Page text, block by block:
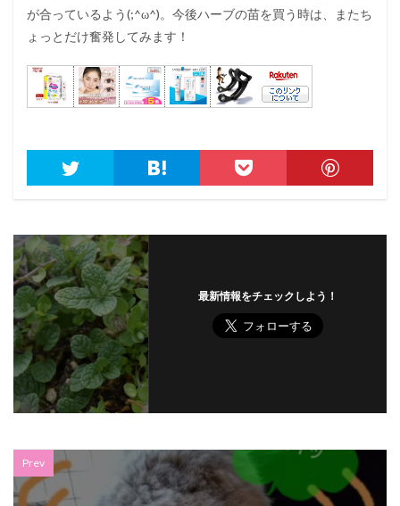
が合っているよう(;^ω^)。今後ハーブの苗を買う時は、またち
ょっとだけ奮発してみます！
最新情報をチェックしよう！
Prev